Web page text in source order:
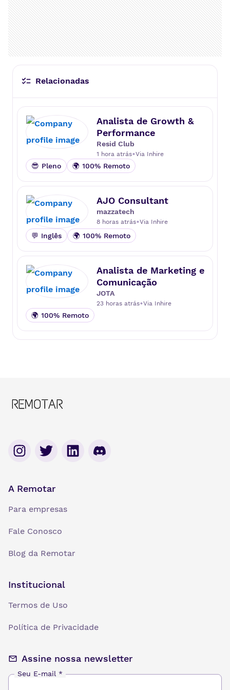
e?, Vult, O.U.i, Dr. JONES, TRUSS e do marketp
lace Beleza na Web, além de atuarmos com pr
odutos licenciados como Australian Gold, Bio
Oil e Linha de cuidados Pampers.
Vem fazer beleza com a gente!
Relacionadas
Analista de Growth &
Performance
Resid Club
1 hora atrás•Via Inhire
😎 Pleno 🌍 100% Remoto
AJO Consultant
mazzatech
8 horas atrás•Via Inhire
💬 Inglês 🌍 100% Remoto
Analista de Marketing e
Comunicação
JOTA
23 horas atrás•Via Inhire
🌍 100% Remoto
A Remotar
Para empresas
Fale Conosco
Blog da Remotar
Institucional
Termos de Uso
Política de Privacidade
Assine nossa newsletter
Seu E-mail *